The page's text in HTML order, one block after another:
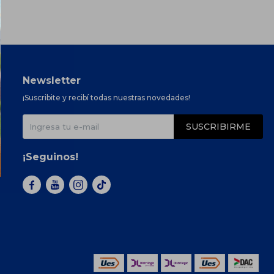
Newsletter
¡Suscribite y recibí todas nuestras novedades!
SUSCRIBIRME
¡Seguinos!
  